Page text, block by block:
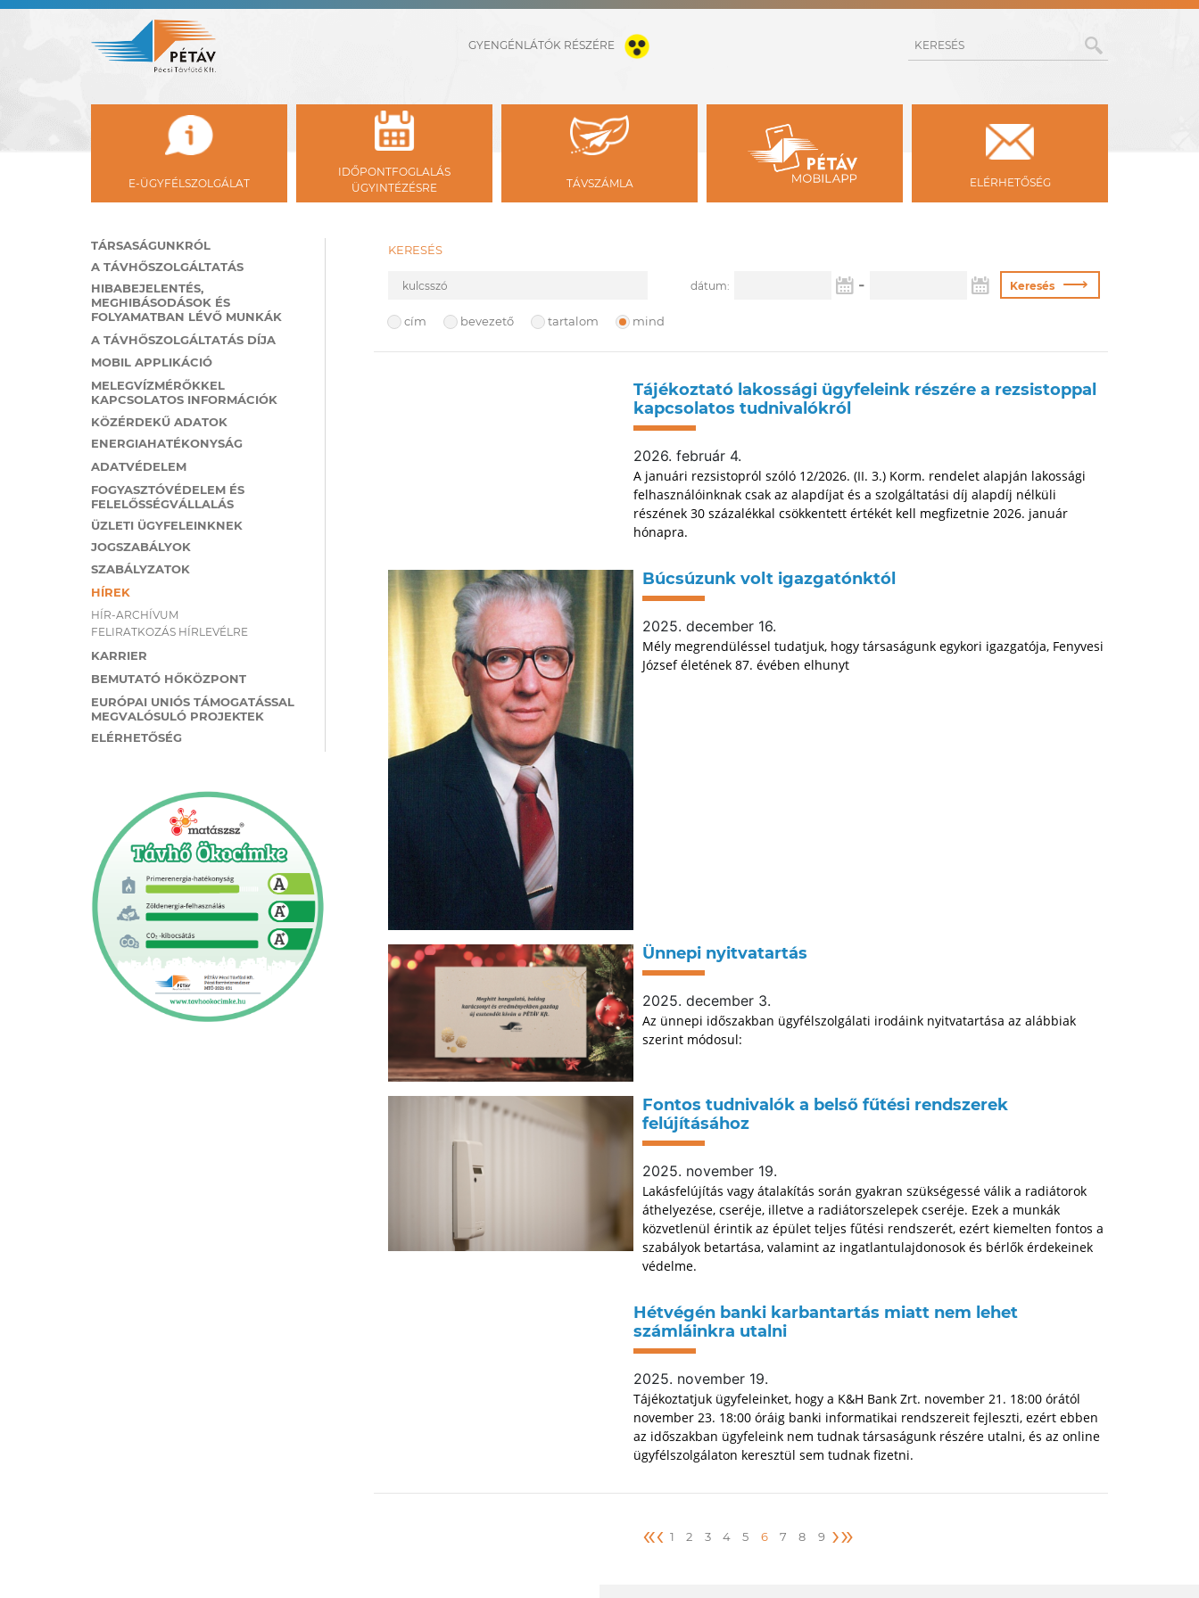
GYENGÉNLÁTÓK RÉSZÉRE KERESÉS
E-ÜGYFÉLSZOLGÁLAT
IDŐPONTFOGLALÁS
ÜGYINTÉZÉSRE
TÁVSZÁMLA ELÉRHETŐSÉG
TÁRSASÁGUNKRÓL
A TÁVHŐSZOLGÁLTATÁS
HIBABEJELENTÉS,
MEGHIBÁSODÁSOK ÉS
FOLYAMATBAN LÉVŐ MUNKÁK
A TÁVHŐSZOLGÁLTATÁS DÍJA
MOBIL APPLIKÁCIÓ
MELEGVÍZMÉRŐKKEL
KAPCSOLATOS INFORMÁCIÓK
KÖZÉRDEKŰ ADATOK
ENERGIAHATÉKONYSÁG
ADATVÉDELEM
FOGYASZTÓVÉDELEM ÉS
FELELŐSSÉGVÁLLALÁS
ÜZLETI ÜGYFELEINKNEK
JOGSZABÁLYOK
SZABÁLYZATOK
HÍREK
HÍR-ARCHÍVUM
FELIRATKOZÁS HÍRLEVÉLRE
KARRIER
BEMUTATÓ HŐKÖZPONT
EURÓPAI UNIÓS TÁMOGATÁSSAL
MEGVALÓSULÓ PROJEKTEK
ELÉRHETŐSÉG
KERESÉS
Kulcsszó
Keresési hely
cím bevezető tartalom mind
dátum: - Keresés ⟶
Tájékoztató lakossági ügyfeleink részére a rezsistoppal
kapcsolatos tudnivalókról
2026. február 4.
A januári rezsistopról szóló 12/2026. (II. 3.) Korm. rendelet alapján lakossági
felhasználóinknak csak az alapdíjat és a szolgáltatási díj alapdíj nélküli
részének 30 százalékkal csökkentett értékét kell megfizetnie 2026. január
hónapra.
Búcsúzunk volt igazgatónktól
2025. december 16.
Mély megrendüléssel tudatjuk, hogy társaságunk egykori igazgatója, Fenyvesi
József életének 87. évében elhunyt
Ünnepi nyitvatartás
2025. december 3.
Az ünnepi időszakban ügyfélszolgálati irodáink nyitvatartása az alábbiak
szerint módosul:
Fontos tudnivalók a belső fűtési rendszerek
felújításához
2025. november 19.
Lakásfelújítás vagy átalakítás során gyakran szükségessé válik a radiátorok
áthelyezése, cseréje, illetve a radiátorszelepek cseréje. Ezek a munkák
közvetlenül érintik az épület teljes fűtési rendszerét, ezért kiemelten fontos a
szabályok betartása, valamint az ingatlantulajdonosok és bérlők érdekeinek
védelme.
Hétvégén banki karbantartás miatt nem lehet
számláinkra utalni
2025. november 19.
Tájékoztatjuk ügyfeleinket, hogy a K&H Bank Zrt. november 21. 18:00 órától
november 23. 18:00 óráig banki informatikai rendszereit fejleszti, ezért ebben
az időszakban ügyfeleink nem tudnak társaságunk részére utalni, és az online
ügyfélszolgálaton keresztül sem tudnak fizetni.
«‹ 1 2 3 4 5 6 7 8 9 ›»